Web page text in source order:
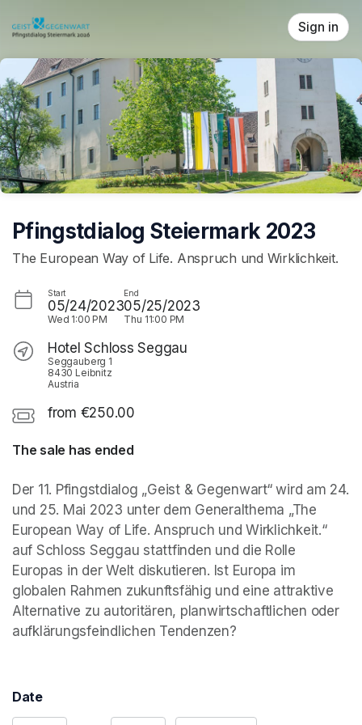
Sign in
Pfingstdialog Steiermark 2023
The European Way of Life. Anspruch und Wirklichkeit.
Start
05/24/2023
Wed 1:00 PM
End
05/25/2023
Thu 11:00 PM
Hotel Schloss Seggau
Seggauberg 1
8430 Leibnitz
Austria
from €250.00
The sale has ended
Der 11. Pfingstdialog „Geist & Gegenwart“ wird am 24.
und 25. Mai 2023 unter dem Generalthema „The
European Way of Life. Anspruch und Wirklichkeit.“
auf Schloss Seggau stattfinden und die Rolle
Europas in der Welt diskutieren. Ist Europa im
globalen Rahmen zukunftsfähig und eine attraktive
Alternative zu autoritären, planwirtschaftlichen oder
aufklärungsfeindlichen Tendenzen?
Date